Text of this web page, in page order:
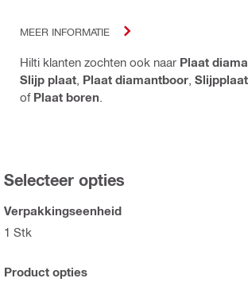
MEER INFORMATIE
Hilti klanten zochten ook naar Plaat
Slijp plaat Plaat diamantboor
of Plaat boren
Selecteer opties
Verpakkingseenheid
1 Stk
Product opties